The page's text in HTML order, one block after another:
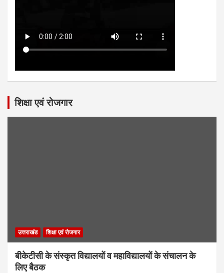
शिक्षा एवं रोजगार
उत्तराखंड शिक्षा एवं रोजगार
बीकेटीसी के संस्कृत विद्यालयों व महाविद्यालयों के संचालन के
लिए बैठक